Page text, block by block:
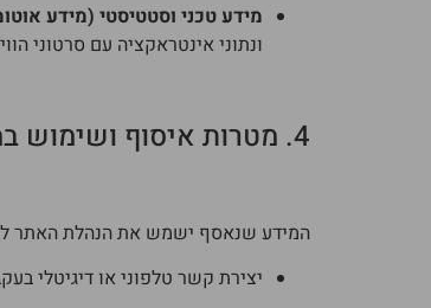
מידע טכני וסטטיסטי (מידע
ונתוני אינטראקציה עם סרטוני
4. מטרות איסוף ושימוש במידע
המידע שנאסף ישמש את הנהלת האתר
יצירת קשר טלפוני או דיגיטלי